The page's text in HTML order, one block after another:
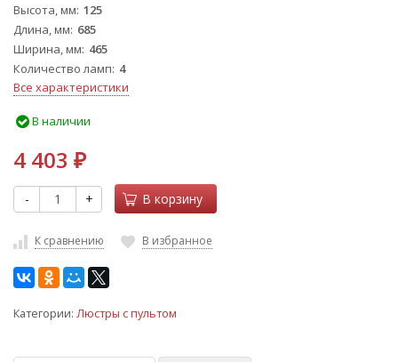
Высота, мм 125
Длина, мм 685
Ширина, мм 465
Количество ламп 4
Все характеристики
В наличии
4 403 ₽
- + В корзину
К сравнению В избранное
Категории: Люстры с пультом